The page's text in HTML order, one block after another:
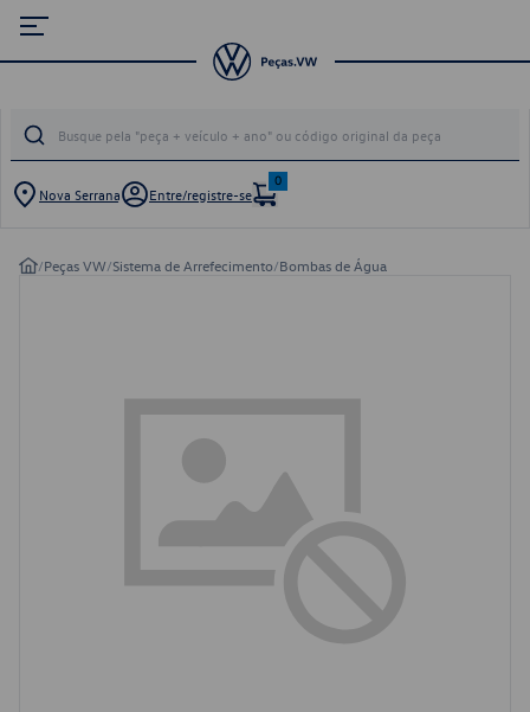
Nova Serrana Entre/registre-se
0
/Peças VW/Sistema de Arrefecimento/Bombas de Água